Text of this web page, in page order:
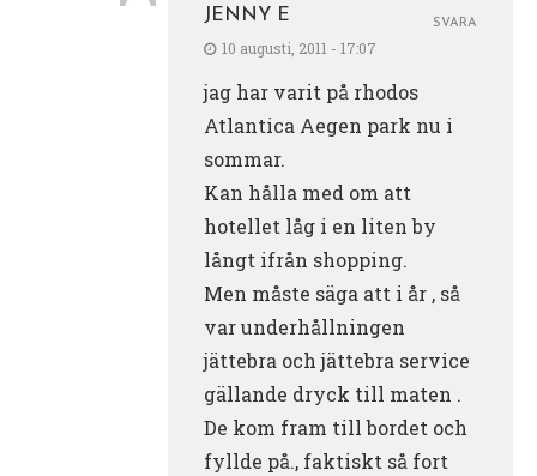
JENNY E
10 augusti, 2011 - 17:07
jag har varit på rhodos
Atlantica Aegen park nu i
sommar.
Kan hålla med om att
hotellet låg i en liten by
långt ifrån shopping.
Men måste säga att i år , så
var underhållningen
jättebra och jättebra service
gällande dryck till maten .
De kom fram till bordet och
fyllde på., faktiskt så fort
SVARA